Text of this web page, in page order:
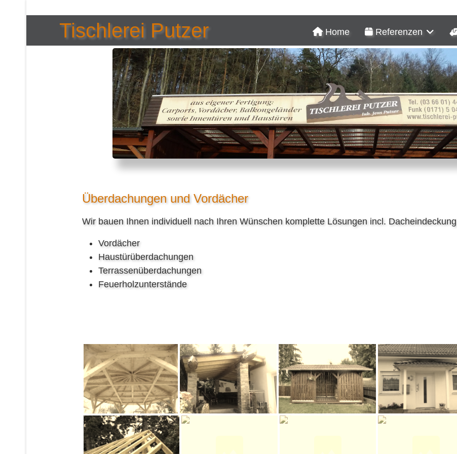
Tischlerei Putzer Home Referenzen
Überdachungen und Vordächer
Wir bauen Ihnen individuell nach Ihren Wünschen komplette Lösungen incl. Dacheindeckung
Vordächer
Haustürüberdachungen
Terrassenüberdachungen
Feuerholzunterstände